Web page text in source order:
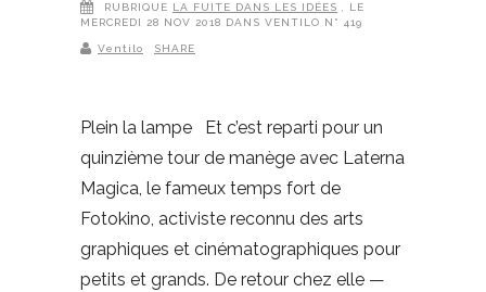
RUBRIQUE LA FUITE DANS LES IDÉES
, LE
MERCREDI 28 NOV 2018 DANS VENTILO N° 419
Ventilo SHARE
Plein la lampe Et c’est reparti pour un
quinzième tour de manège avec Laterna
Magica, le fameux temps fort de
Fotokino, activiste reconnu des arts
graphiques et cinématographiques pour
petits et grands. De retour chez elle —